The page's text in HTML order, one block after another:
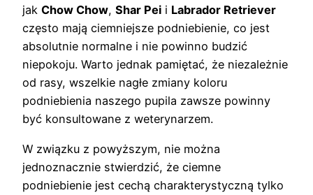
jak Chow Chow, Shar Pei i Labrador Retriever
często mają ciemniejsze podniebienie, co jest
absolutnie normalne i nie powinno budzić
niepokoju. Warto jednak pamiętać, że niezależnie
od rasy, wszelkie nagłe zmiany koloru
podniebienia naszego pupila zawsze powinny
być konsultowane z weterynarzem.
W związku z powyższym, nie można
jednoznacznie stwierdzić, że ciemne
podniebienie jest cechą charakterystyczną tylko